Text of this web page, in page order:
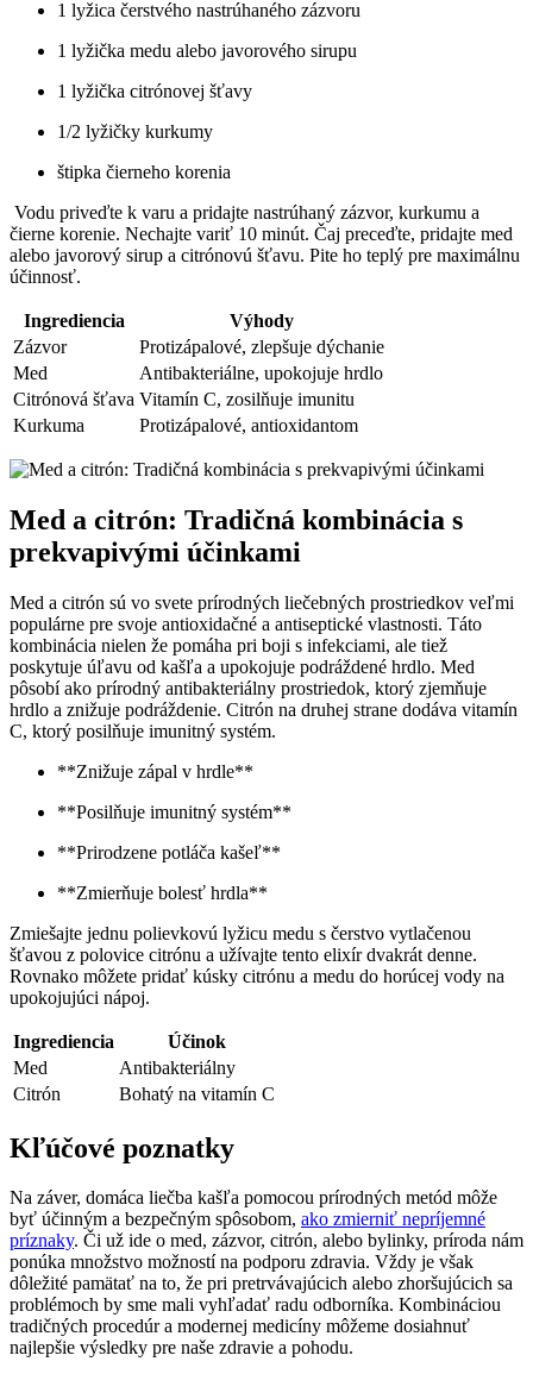
1 lyžica⁣ čerstvého nastrúhaného ⁤zázvoru
1 lyžička medu alebo javorového sirupu
1 ⁤lyžička citrónovej šťavy
1/2 lyžičky⁢ kurkumy
štipka čierneho korenia
⁢ Vodu priveďte ​k varu a pridajte ⁤nastrúhaný‌ zázvor, kurkumu a
čierne⁣ korenie. ​Nechajte variť 10 minút. Čaj preceďte, pridajte med
⁤alebo javorový​ sirup a citrónovú šťavu.⁣ Pite ho teplý ⁤pre ⁣maximálnu
účinnosť.
Ingrediencia
Výhody
Zázvor
Protizápalové, zlepšuje dýchanie
Med
Antibakteriálne, upokojuje hrdlo
Citrónová ⁣šťava Vitamín⁢ C, zosilňuje imunitu
Kurkuma
Protizápalové, ⁤antioxidantom
Med a citrón:⁣ Tradičná‍ kombinácia s
prekvapivými účinkami
Med a​ citrón sú ⁣vo‍ svete ‍prírodných liečebných prostriedkov veľmi‌
populárne pre ⁣svoje antioxidačné a antiseptické vlastnosti. Táto
kombinácia nielen že pomáha pri⁤ boji ​s infekciami, ale tiež
poskytuje úľavu od ‍kašľa a upokojuje⁢ podráždené ⁢hrdlo.⁣ Med
pôsobí ako ⁣prírodný antibakteriálny prostriedok, ktorý zjemňuje
hrdlo ​a znižuje podráždenie. ⁤Citrón ⁢na druhej​ strane dodáva vitamín
C, ktorý⁤ posilňuje imunitný systém.
**Znižuje zápal v hrdle**
**Posilňuje‌ imunitný systém**
**Prirodzene potláča⁣ kašeľ**
**Zmierňuje bolesť hrdla**
Zmiešajte⁢ jednu polievkovú lyžicu ⁣medu s čerstvo vytlačenou
šťavou z polovice citrónu a užívajte tento elixír⁢ dvakrát denne.
Rovnako​ môžete ⁢pridať kúsky citrónu a⁤ medu ⁤do horúcej⁤ vody na
upokojujúci nápoj.
Ingrediencia
Účinok
Med
Antibakteriálny
Citrón
Bohatý na vitamín ‌C
Kľúčové poznatky
Na záver, domáca liečba kašľa pomocou⁣ prírodných metód môže⁢
byť účinným a bezpečným spôsobom,⁢ ako zmierniť nepríjemné
príznaky. Či už ide o med, zázvor, ⁣citrón, alebo bylinky, príroda nám
ponúka množstvo možností na podporu ⁢zdravia. Vždy je však
‍dôležité⁤ pamätať na ⁢to,⁤ že ⁤pri pretrvávajúcich alebo zhoršujúcich​ sa‌
problémoch by sme mali vyhľadať radu odborníka. Kombináciou​
tradičných procedúr a modernej medicíny môžeme dosiahnuť
najlepšie⁣ výsledky pre naše zdravie a pohodu.